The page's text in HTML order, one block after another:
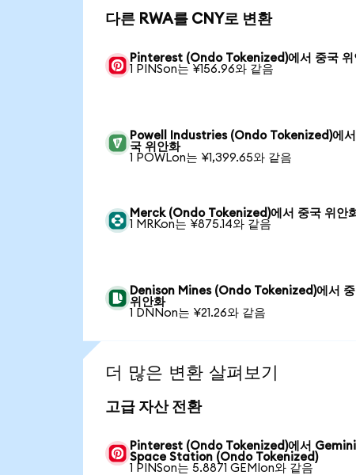
다른 RWA를 CNY로 변환
Pinterest (Ondo Tokenized)에서 중국 위
1 PINSon는 ¥156.96와 같음
Powell Industries (Ondo Tokenized)에
국 위안화
1 POWLon는 ¥1,399.65와 같음
Merck (Ondo Tokenized)에서 중국 위안
1 MRKon는 ¥875.14와 같음
Denison Mines (Ondo Tokenized)에서
위안화
1 DNNon는 ¥21.26와 같음
더 많은 변환 살펴보기
고급 자산 전환
Pinterest (Ondo Tokenized)에서 Gemini
Space Station (Ondo Tokenized)
1 PINSon는 5.8871 GEMIon와 같음